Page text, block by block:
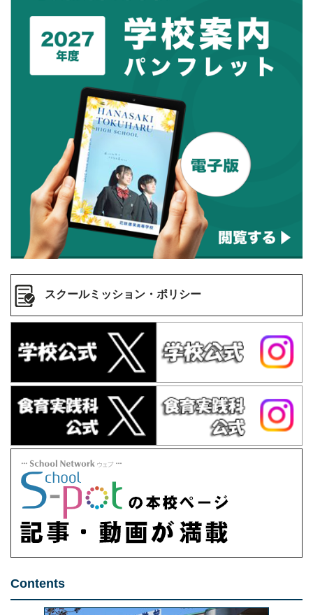
スクールミッション・ポリシー
Contents